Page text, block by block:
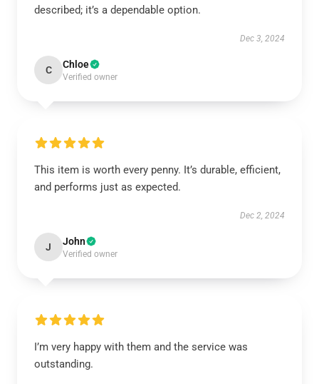
described; it’s a dependable option.
Dec 3, 2024
C Chloe
Verified owner
This item is worth every penny. It’s durable, efficient,
and performs just as expected.
Dec 2, 2024
J John
Verified owner
I’m very happy with them and the service was
outstanding.